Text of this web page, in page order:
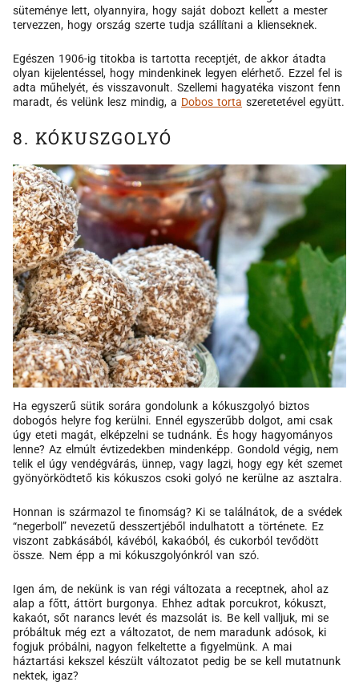
süteménye lett, olyannyira, hogy saját dobozt kellett a mester
tervezzen, hogy ország szerte tudja szállítani a klienseknek.
Egészen 1906-ig titokba is tartotta receptjét, de akkor átadta
olyan kijelentéssel, hogy mindenkinek legyen elérhető. Ezzel fel is
adta műhelyét, és visszavonult. Szellemi hagyatéka viszont fenn
maradt, és velünk lesz mindig, a Dobos torta szeretetével együtt.
8. KÓKUSZGOLYÓ
Ha egyszerű sütik sorára gondolunk a kókuszgolyó biztos
dobogós helyre fog kerülni. Ennél egyszerűbb dolgot, ami csak
úgy eteti magát, elképzelni se tudnánk. És hogy hagyományos
lenne? Az elmúlt évtizedekben mindenképp. Gondold végig, nem
telik el úgy vendégvárás, ünnep, vagy lagzi, hogy egy két szemet
gyönyörködtető kis kókuszos csoki golyó ne kerülne az asztalra.
Honnan is származol te finomság? Ki se találnátok, de a svédek
“negerboll” nevezetű desszertjéből indulhatott a története. Ez
viszont zabkásából, kávéból, kakaóból, és cukorból tevődött
össze. Nem épp a mi kókuszgolyónkról van szó.
Igen ám, de nekünk is van régi változata a receptnek, ahol az
alap a főtt, áttört burgonya. Ehhez adtak porcukrot, kókuszt,
kakaót, sőt narancs levét és mazsolát is. Be kell valljuk, mi se
próbáltuk még ezt a változatot, de nem maradunk adósok, ki
fogjuk próbálni, nagyon felkeltette a figyelmünk. A mai
háztartási kekszel készült változatot pedig be se kell mutatnunk
nektek, igaz?